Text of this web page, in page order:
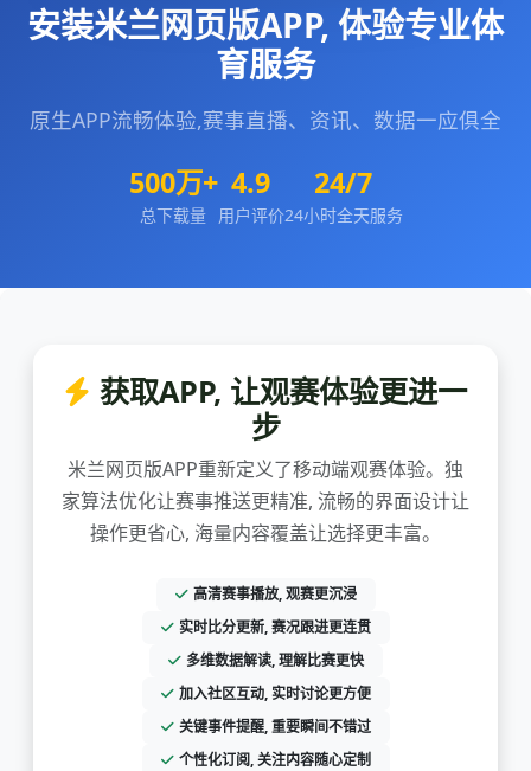
安装米兰网页版APP, 体验专业体
育服务
原生APP流畅体验,赛事直播、资讯、数据一应俱全
500万+
总下载量
4.9
用户评价
24/7
24小时全天服务
获取APP, 让观赛体验更进一
步
米兰网页版APP重新定义了移动端观赛体验。独
家算法优化让赛事推送更精准, 流畅的界面设计让
操作更省心, 海量内容覆盖让选择更丰富。
高清赛事播放, 观赛更沉浸
实时比分更新, 赛况跟进更连贯
多维数据解读, 理解比赛更快
加入社区互动, 实时讨论更方便
关键事件提醒, 重要瞬间不错过
个性化订阅, 关注内容随心定制